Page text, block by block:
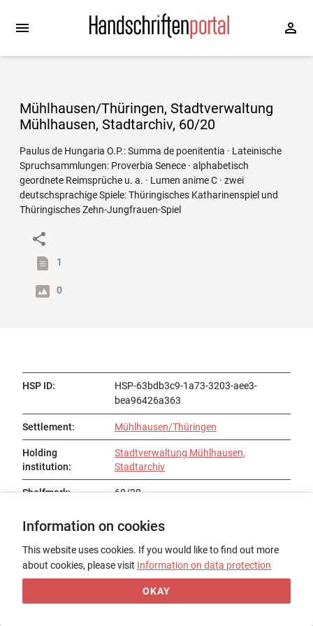
Mühlhausen/Thüringen, Stadtverwaltung
Mühlhausen, Stadtarchiv, 60/20
Paulus de Hungaria O.P.: Summa de poenitentia · Lateinische
Spruchsammlungen: Proverbia Senece · alphabetisch
geordnete Reimsprüche u. a. · Lumen anime C · zwei
deutschsprachige Spiele: Thüringisches Katharinenspiel und
Thüringisches Zehn-Jungfrauen-Spiel
1
0
HSP ID:
HSP-63bdb3c9-1a73-3203-aee3-
bea96426a363
Settlement: Mühlhausen/Thüringen
Holding
institution:
Stadtverwaltung Mühlhausen,
Stadtarchiv
Shelfmark: 60/20
Previous
owner
Status Existent
Paulus de Hungaria O.P.: Summa de
Information on cookies
This website uses cookies. If you would like to find out more
about cookies, please visit Information on data protection
OKAY